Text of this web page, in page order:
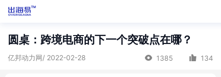
圆桌：跨境电商的下一个突破点在哪？
亿邦动力网/ 2022-02-28 1385 134